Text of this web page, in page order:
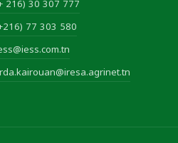
216) 30 307 777
77 303 580